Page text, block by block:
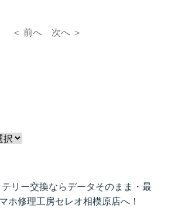
＜ 前へ 次へ ＞
リー交換ならデータそのまま・最
ホ修理工房セレオ相模原店へ！